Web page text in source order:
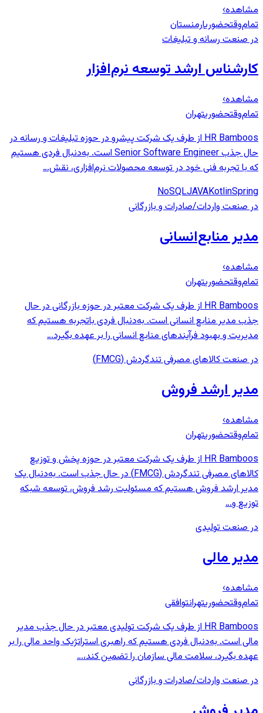
مشاهده›
تمام‌وقتحضوریارمنستان
در صنعت رسانه و تبلیغات
کارشناس ارشد توسعه نرم‌افزار
مشاهده›
تمام‌وقتحضوریتهران
HR Bamboos از طرف یک شرکت پیشرو در حوزه تبلیغات و رسانه در
حال جذب Senior Software Engineer است. به‌دنبال فردی هستیم
که با تجربه فنی خود در توسعه محصولات نرم‌افزاری، نقش…
NoSQLJAVAKotlinSpring
در صنعت واردات/صادرات و بازرگانی
مدیر منابع‌انسانی
مشاهده›
تمام‌وقتحضوریتهران
HR Bamboos از طرف یک شرکت معتبر در حوزه بازرگانی در حال
جذب مدیر منابع انسانی است. به‌دنبال فردی باتجربه هستیم که
مدیریت و بهبود فرآیندهای منابع انسانی را بر عهده بگیرد…
در صنعت کالاهای مصرفی تندگردش (FMCG)
مدیر ارشد فروش
مشاهده›
تمام‌وقتحضوریتهران
HR Bamboos از طرف یک شرکت معتبر در حوزه پخش و توزیع
کالاهای مصرفی تندگردش (FMCG) در حال جذب است. به‌دنبال یک
مدیر ارشد فروش هستیم که مسئولیت رشد فروش، توسعه شبکه
توزیع و…
در صنعت تولیدی
مدیر مالی
مشاهده›
تمام‌وقتحضوریتهرانتوافقی
HR Bamboos از طرف یک شرکت تولیدی معتبر در حال جذب مدیر
مالی است. به‌دنبال فردی هستیم که راهبری استراتژیک واحد مالی را بر
عهده بگیرد، سلامت مالی سازمان را تضمین کند،…
در صنعت واردات/صادرات و بازرگانی